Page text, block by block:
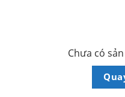
Chưa có